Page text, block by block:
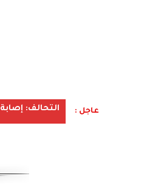
عاجل : التحالف: إصابة 11 مدنيًا في نجران إثر اعتداء حوثي استهدف الأعيان المدنية